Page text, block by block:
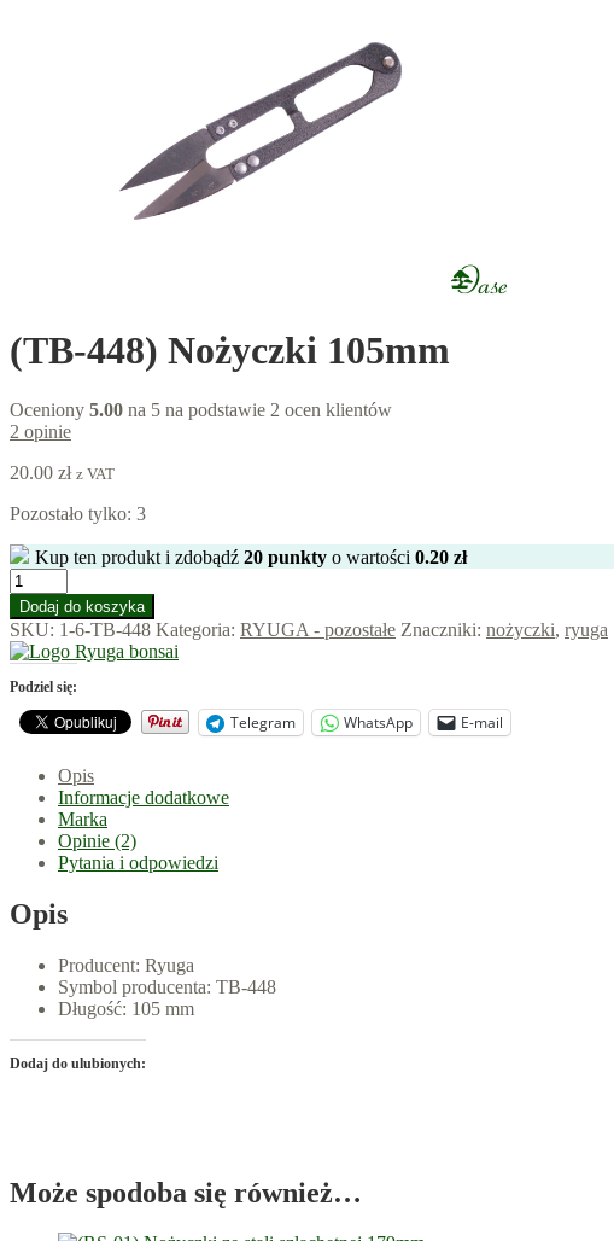
(TB-448) Nożyczki 105mm
Oceniony 5.00 na 5 na podstawie 2 ocen klientów
2 opinie
20.00 zł z VAT
Pozostało tylko: 3
Kup ten produkt i zdobądź 20 punkty o wartości 0.20 zł
ilość
(TB-
448)
Nożyczki
105mm
Dodaj do koszyka
SKU: 1-6-TB-448 Kategoria: RYUGA - pozostałe Znaczniki: nożyczki, ryuga
Podziel się:
Telegram WhatsApp E-mail
Opis
Informacje dodatkowe
Marka
Opinie (2)
Pytania i odpowiedzi
Opis
Producent: Ryuga
Symbol producenta: TB-448
Długość: 105 mm
Dodaj do ulubionych:
Może spodoba się również…